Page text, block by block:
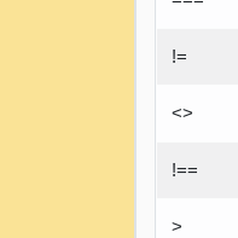
!=
<>
!==
>